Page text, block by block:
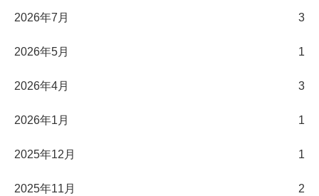
2026年7月 3
2026年5月 1
2026年4月 3
2026年1月 1
2025年12月 1
2025年11月 2